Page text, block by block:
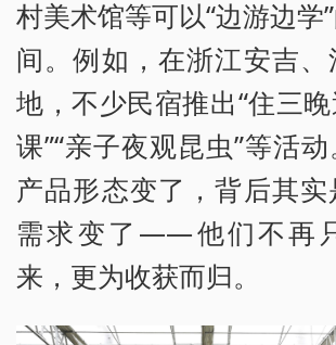
村美术馆等可以“边游边学
间。例如，在浙江安吉
地，不少民宿推出“住三
课”“亲子夜观昆虫”等活
产品形态变了，背后其
需求变了——他们不再
来，更为收获而归。